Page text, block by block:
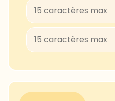
BungeeShade-Regular
ConcertOne-Regular
Courgette-Regular
JuliusSansOne-Regular
Lobster